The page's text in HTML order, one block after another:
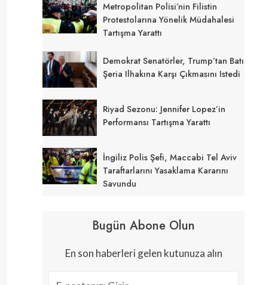
Metropolitan Polisi’nin Filistin
Protestolarına Yönelik Müdahalesi
Tartışma Yarattı
Demokrat Senatörler, Trump’tan Batı
Şeria Ilhakına Karşı Çıkmasını Istedi
Riyad Sezonu: Jennifer Lopez’in
Performansı Tartışma Yarattı
İngiliz Polis Şefi, Maccabi Tel Aviv
Taraftarlarını Yasaklama Kararını
Savundu
Bugün Abone Olun
En son haberleri gelen kutunuza alın